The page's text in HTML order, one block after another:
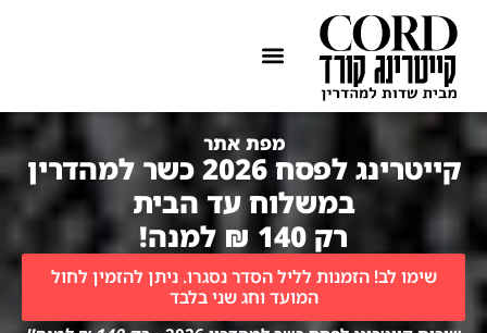
מפת אתר
קייטרינג לפסח 2026 כשר למהדרין
במשלוח עד הבית
רק 140 ₪ למנה!
שימו לב! הזמנות לליל הסדר נסגרו. ניתן להזמין לחול
המועד וחג שני בלבד